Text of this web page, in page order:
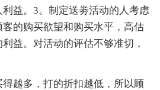
益。3。制定送劵活动的人考虑
的购买欲望和购买水平，高估
益。对活动的评估不够准切，
越多，打的折扣越低，所以顾